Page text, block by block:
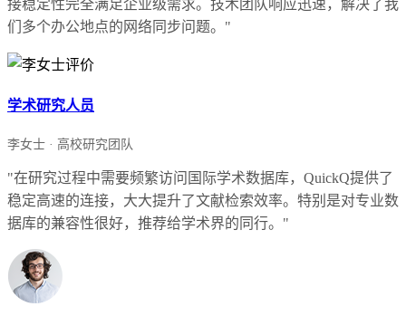
接稳定性完全满足企业级需求。技术团队响应迅速，解决了我
们多个办公地点的网络同步问题。"
学术研究人员
李女士 · 高校研究团队
"在研究过程中需要频繁访问国际学术数据库，QuickQ提供了
稳定高速的连接，大大提升了文献检索效率。特别是对专业数
据库的兼容性很好，推荐给学术界的同行。"